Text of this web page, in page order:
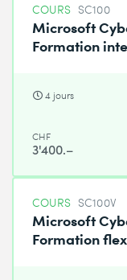
COURS SC100
Microsoft
Formation
4 jours
CHF
3'400.–
COURS SC100V
Microsoft
Formation